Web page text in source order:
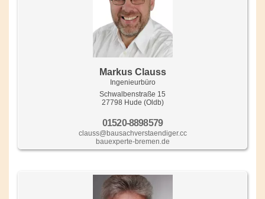
Markus Clauss
Ingenieurbüro
Schwalbenstraße 15
27798 Hude (Oldb)
01520-8898579
clauss@bausachverstaendiger.cc
bauexperte-bremen.de